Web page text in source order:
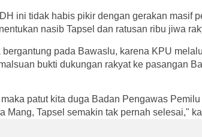
ini tidak habis pikir dengan gerakan masif
nasib Tapsel dan ratusan ribu jiwa
bergantung pada Bawaslu, karena KPU
bukti dukungan rakyat ke pasangan
patut kita duga Badan Pengawas
Mang, Tapsel semakin tak pernah selesai,"